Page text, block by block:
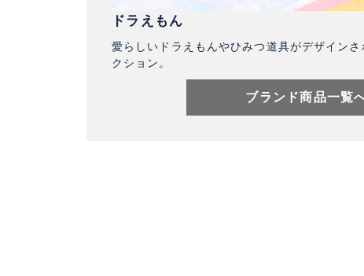
ドラえもん
愛らしいドラえもんやひみつ道具がデザイン
クション。
ブランド商品一覧